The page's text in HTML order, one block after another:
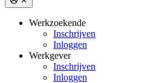
Werkzoekende
Inschrijven
Inloggen
Werkgever
Inschrijven
Inloggen